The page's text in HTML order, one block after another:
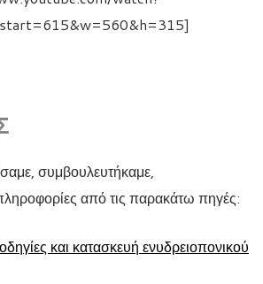
συμβουλευτήκαμε,
από τις παρακάτω πηγές:
και κατασκευή ενυδρειοπονικού